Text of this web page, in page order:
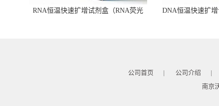
RNA恒温快速扩增试剂盒（RNA荧光
DNA恒温快速扩
公司首页 | 公司介绍 |
南京